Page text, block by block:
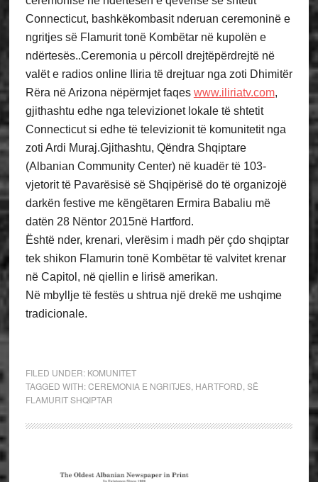
Connecticut, bashkëkombasit nderuan ceremoninë e
ngritjes së Flamurit tonë Kombëtar në kupolën e
ndërtesës..Ceremonia u përcoll drejtëpërdrejtë në
valët e radios online Iliria të drejtuar nga zoti Dhimitër
Rëra në Arizona nëpërmjet faqes www.iliriatv.com,
gjithashtu edhe nga televizionet lokale të shtetit
Connecticut si edhe të televizionit të komunitetit nga
zoti Ardi Muraj.Gjithashtu, Qëndra Shqiptare
(Albanian Community Center) në kuadër të 103-
vjetorit të Pavarësisë së Shqipërisë do të organizojë
darkën festive me këngëtaren Ermira Babaliu më
datën 28 Nëntor 2015në Hartford.
Është nder, krenari, vlerësim i madh për çdo shqiptar
tek shikon Flamurin tonë Kombëtar të valvitet krenar
në Capitol, në qiellin e lirisë amerikan.
Në mbyllje të festës u shtrua një drekë me ushqime
tradicionale.
FILED UNDER: KOMUNITET
TAGGED WITH:CEREMONIA E NGRITJES, HARTFORD SË
FLAMURIT SHQIPTAR